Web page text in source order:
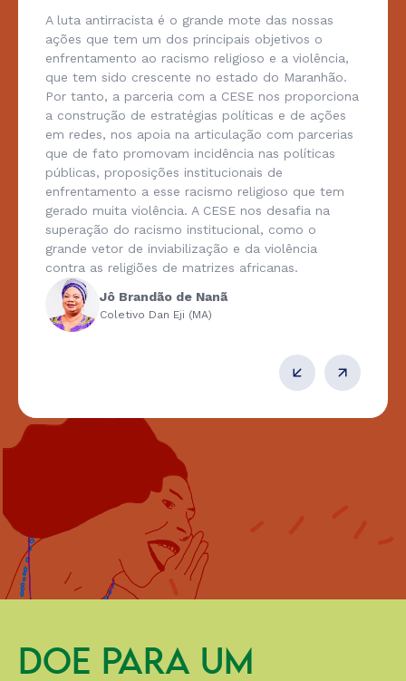
A luta antirracista é o grande mote das nossas
ações que tem um dos principais objetivos o
enfrentamento ao racismo religioso e a violência,
que tem sido crescente no estado do Maranhão.
Por tanto, a parceria com a CESE nos proporciona
a construção de estratégias políticas e de ações
em redes, nos apoia na articulação com parcerias
que de fato promovam incidência nas políticas
públicas, proposições institucionais de
enfrentamento a esse racismo religioso que tem
gerado muita violência. A CESE nos desafia na
superação do racismo institucional, como o
grande vetor de inviabilização e da violência
contra as religiões de matrizes africanas.
Jô Brandão de Nanã
Coletivo Dan Eji (MA)
DOE PARA UM